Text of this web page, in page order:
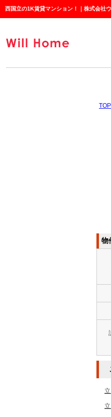
西国立の1K賃貸マンション！｜株式会社
物